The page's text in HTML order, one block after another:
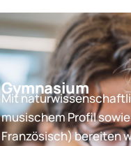
Gymnasium
Mit
musischem Profil
Französisch) bereiten